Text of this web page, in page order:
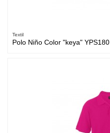
Textil
Polo Niño Color "keya" YPS180